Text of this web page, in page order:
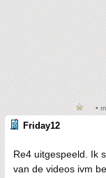
•
Friday12
Re4 uitgespeeld. Ik
van de videos ivm